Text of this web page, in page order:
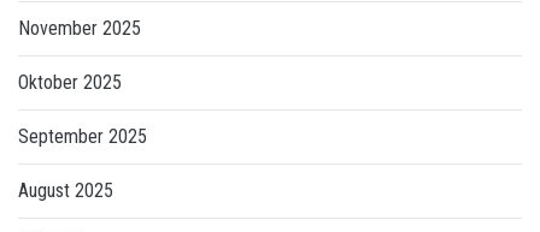
November 2025
Oktober 2025
September 2025
August 2025